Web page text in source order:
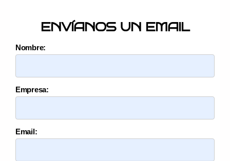
ENVÍANOS UN EMAIL
Nombre:
Empresa:
Email: